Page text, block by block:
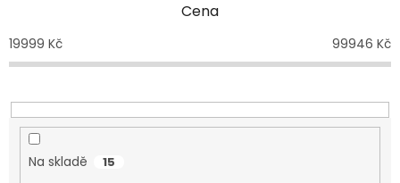
p
r
o
u
Cena
19999 Kč 99946 Kč
Na skladě 15